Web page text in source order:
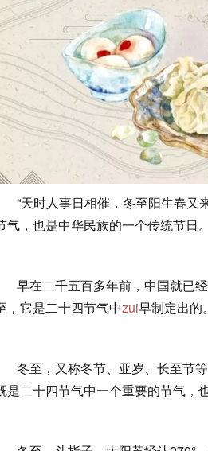
“天时人事日相催，冬至阳生春又
气，也是中华民族的一个传统节日。
早在二千五百多年前，中国就已
，它是二十四节气中zui早制定出的。
冬至，又称冬节、亚岁、长至节
是二十四节气中一个重要的节气，